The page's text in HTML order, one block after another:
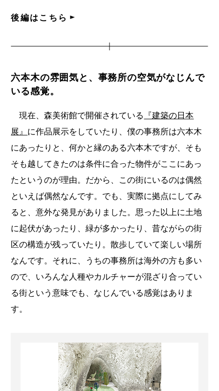
後編はこちら
六本木の雰囲気と、事務所の空気がなじんで
いる感覚。
現在、森美術館で開催されている 『建築の日本
展』 に作品展示をしていたり、僕の事務所は六本木
にあったりと、何かと縁のある六本木ですが、そも
そも越してきたのは条件に合った物件がここにあっ
たというのが理由。だから、この街にいるのは偶然
といえば偶然なんです。でも、実際に拠点にしてみ
ると、意外な発見がありました。思った以上に土地
に起伏があったり、緑が多かったり、昔ながらの街
区の構造が残っていたり。散歩していて楽しい場所
なんです。それに、うちの事務所は海外の方も多い
ので、いろんな人種やカルチャーが混ざり合ってい
る街という意味でも、なじんでいる感覚はありま
す。